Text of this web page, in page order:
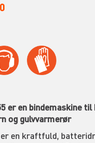
er en bindemaskine til
og gulvvarmerør
er en kraftfuld,